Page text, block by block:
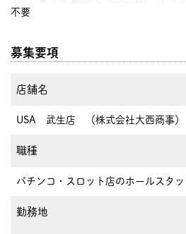
不要
募集要項
店舗名
USA 武生店 （株式会社大西商事）
職種
パチンコ・スロット店のホールスタッ
勤務地